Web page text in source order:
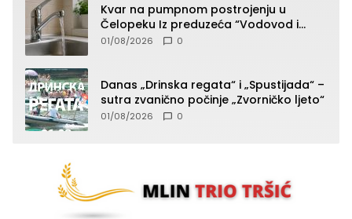
Kvar na pumpnom postrojenju u
Čelopeku Iz preduzeća “Vodovod i
komunalije”
01/08/2026 0
Danas „Drinska regata“ i „Spustijada“ –
sutra zvanično počinje „Zvorničko ljeto“
01/08/2026 0